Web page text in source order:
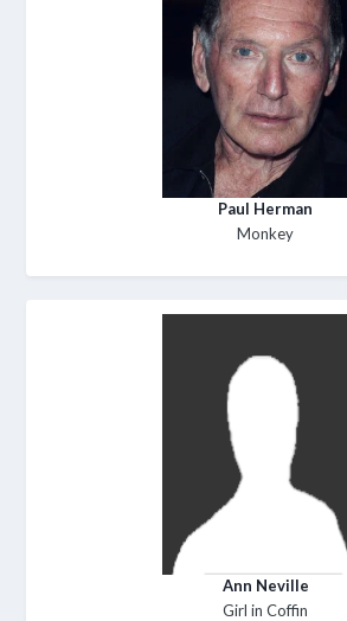
Paul Herman
Monkey
Ann Neville
Girl in Coffin